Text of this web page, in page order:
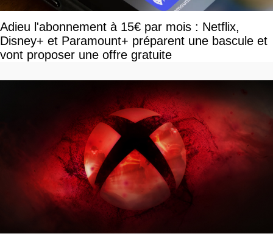
Adieu l'abonnement à 15€ par mois : Netflix,
Disney+ et Paramount+ préparent une bascule et
vont proposer une offre gratuite